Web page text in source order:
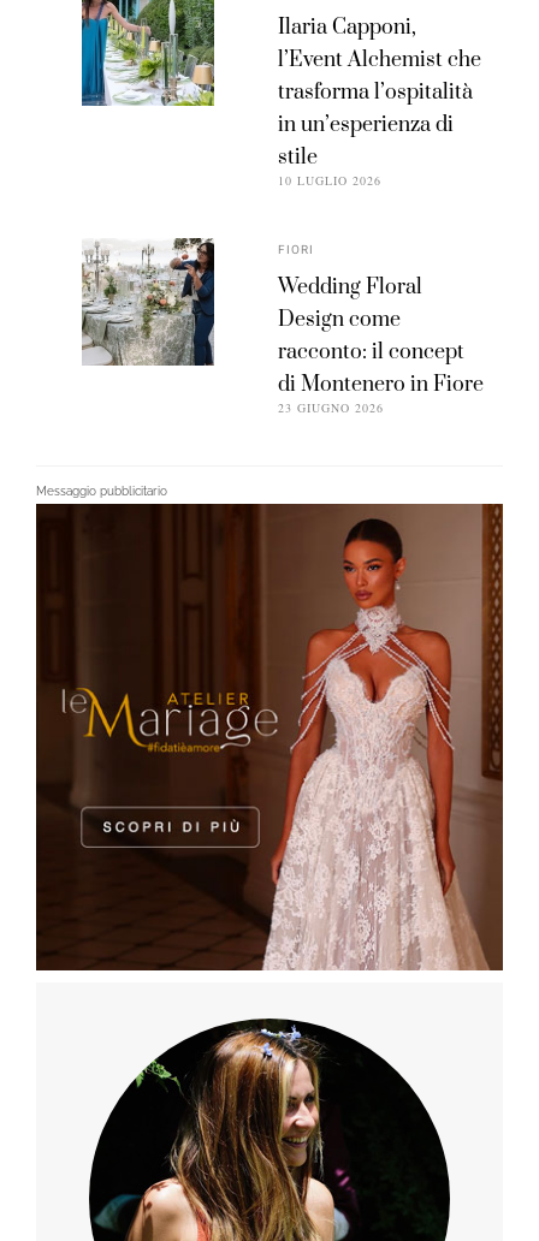
Ilaria Capponi,
l’Event Alchemist che
trasforma l’ospitalità
in un’esperienza di
stile
10 LUGLIO 2026
FIORI
Wedding Floral
Design come
racconto: il concept
di Montenero in Fiore
23 GIUGNO 2026
Messaggio pubblicitario